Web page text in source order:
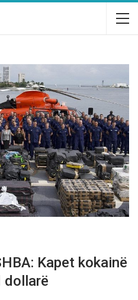
Kapet kokainë
dollarë